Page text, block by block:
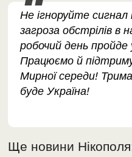
Не ігноруйте сигнал
загроза обстрілів в
робочий день пройде
Працюємо й
Мирної середи!
буде Україна!
Ще новини